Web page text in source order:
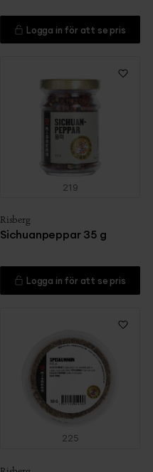
Logga in för att se pris
219
Risberg
Sichuanpeppar 35 g
Logga in för att se pris
225